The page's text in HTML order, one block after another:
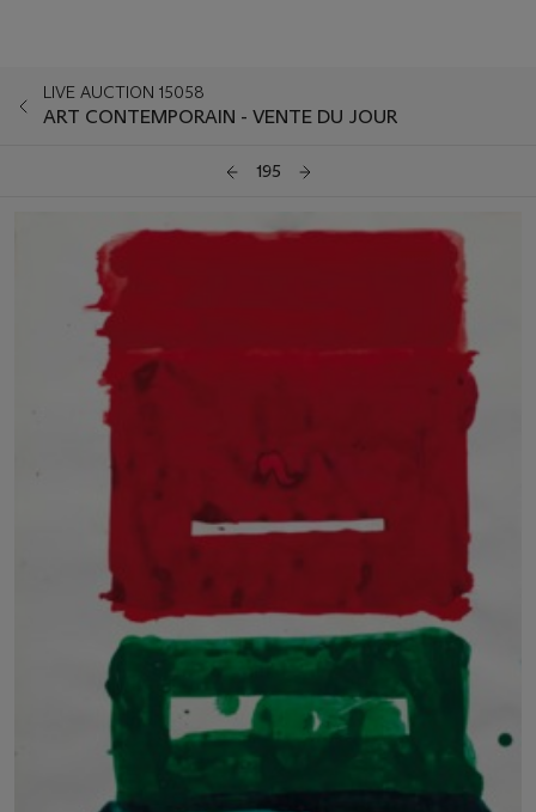
LIVE AUCTION 15058
ART CONTEMPORAIN - VENTE DU JOUR
195